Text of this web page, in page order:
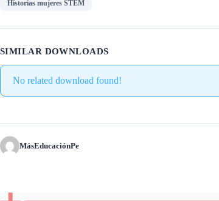
Historias mujeres STEM
SIMILAR DOWNLOADS
No related download found!
MásEducaciónPe